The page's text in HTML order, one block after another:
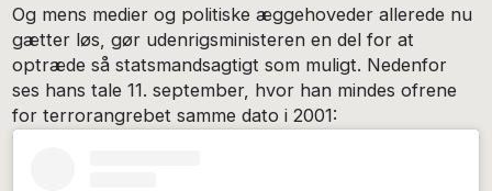
Og mens medier og politiske æggehoveder allerede nu
gætter løs, gør udenrigsministeren en del for at
optræde så statsmandsagtigt som muligt. Nedenfor
ses hans tale 11. september, hvor han mindes ofrene
for terrorangrebet samme dato i 2001: